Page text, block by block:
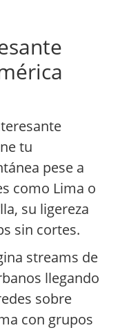
tu
pese a
como Lima o
su ligereza
sin cortes.
streams de
llegando
sobre
con grupos